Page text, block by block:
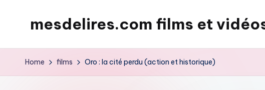
mesdelires.com films et
:
Home films Oro : la cité perdu (action et historique)